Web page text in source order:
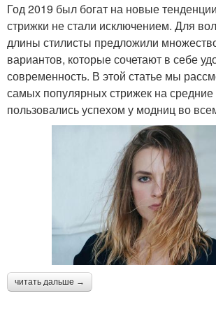
Год 2019 был богат на новые
стрижки не стали исключением. Для
длины стилисты предложили
вариантов, которые сочетают в себе
современность. В этой статье мы
самых популярных стрижек на
пользовались успехом у модниц во
читать дальше →